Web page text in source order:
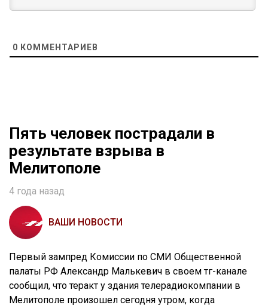
0 КОММЕНТАРИЕВ
Пять человек пострадали в
результате взрыва в
Мелитополе
4 года назад
ВАШИ НОВОСТИ
Первый зампред Комиссии по СМИ Общественной
палаты РФ Александр Малькевич в своем тг-канале
сообщил, что теракт у здания телерадиокомпании в
Мелитополе произошел сегодня утром, когда